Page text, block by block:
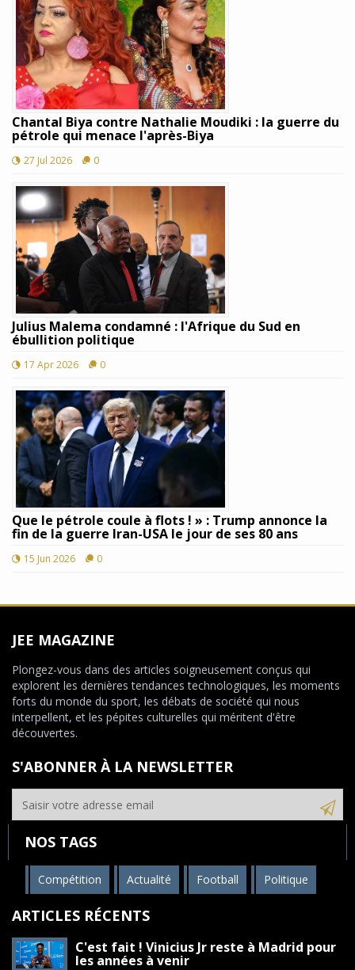
Chantal Biya contre Nathalie Moudiki : la guerre du
pétrole qui menace l'après-Biya
27 Jul 2026 0
Julius Malema condamné : l'Afrique du Sud en
ébullition politique
17 Apr 2026 0
Que le pétrole coule à flots ! » : Trump annonce la
fin de la guerre Iran-USA le jour de ses 80 ans
15 Jun 2026 0
JEE MAGAZINE
Plongez-vous dans des articles soigneusement conçus qui
explorent les dernières tendances technologiques, les moments
forts du monde du sport, les débats de société qui nous
interpellent, et les pépites culturelles qui méritent d'être
découvertes.
S'ABONNER À LA NEWSLETTER
NOS TAGS
Compétition Actualité Football Politique
ARTICLES RÉCENTS
C'est fait ! Vinicius Jr reste à Madrid pour
les années à venir